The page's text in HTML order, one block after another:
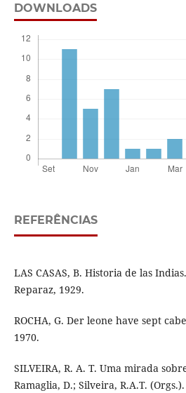
DOWNLOADS
REFERÊNCIAS
LAS CASAS, B. Historia de las
Reparaz, 1929.
ROCHA, G. Der leone have sept
1970.
SILVEIRA, R. A. T. Uma mirada
Ramaglia, D.; Silveira, R.A.T.